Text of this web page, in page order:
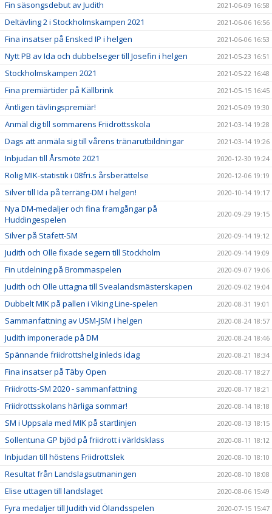
Fin säsongsdebut av Judith 2021-06-09 16:58
Deltävling 2 i Stockholmskampen 2021 2021-06-06 16:56
Fina insatser på Ensked IP i helgen 2021-06-06 16:53
Nytt PB av Ida och dubbelseger till Josefin i helgen 2021-05-23 16:51
Stockholmskampen 2021 2021-05-22 16:48
Fina premiärtider på Källbrink 2021-05-15 16:45
Äntligen tävlingspremiär! 2021-05-09 19:30
Anmäl dig till sommarens Friidrottsskola 2021-03-14 19:28
Dags att anmäla sig till vårens tränarutbildningar 2021-03-14 19:26
Inbjudan till Årsmöte 2021 2020-12-30 19:24
Rolig MIK-statistik i 08fri.s årsberättelse 2020-12-06 19:19
Silver till Ida på terräng-DM i helgen! 2020-10-14 19:17
Nya DM-medaljer och fina framgångar på
Huddingespelen
2020-09-29 19:15
Silver på Stafett-SM 2020-09-14 19:12
Judith och Olle fixade segern till Stockholm 2020-09-14 19:09
Fin utdelning på Brommaspelen 2020-09-07 19:06
Judith och Olle uttagna till Svealandsmästerskapen 2020-09-02 19:04
Dubbelt MIK på pallen i Viking Line-spelen 2020-08-31 19:01
Sammanfattning av USM-JSM i helgen 2020-08-24 18:57
Judith imponerade på DM 2020-08-24 18:46
Spännande friidrottshelg inleds idag 2020-08-21 18:34
Fina insatser på Täby Open 2020-08-17 18:27
Friidrotts-SM 2020 - sammanfattning 2020-08-17 18:21
Friidrottsskolans härliga sommar! 2020-08-14 18:18
SM i Uppsala med MIK på startlinjen 2020-08-13 18:15
Sollentuna GP bjöd på friidrott i världsklass 2020-08-11 18:12
Inbjudan till höstens Friidrottslek 2020-08-10 18:10
Resultat från Landslagsutmaningen 2020-08-10 18:08
Elise uttagen till landslaget 2020-08-06 15:49
Fyra medaljer till Judith vid Ölandsspelen 2020-07-15 15:47